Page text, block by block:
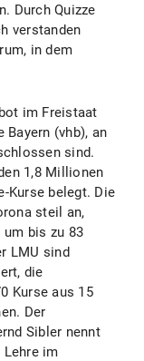
Durch Quizze
verstanden
in dem
im Freistaat
(vhb), an
sind.
1,8 Millionen
Kurse belegt. Die
steil an,
bis zu 83
LMU sind
die
Kurse aus 15
Der
Sibler nennt
Lehre im